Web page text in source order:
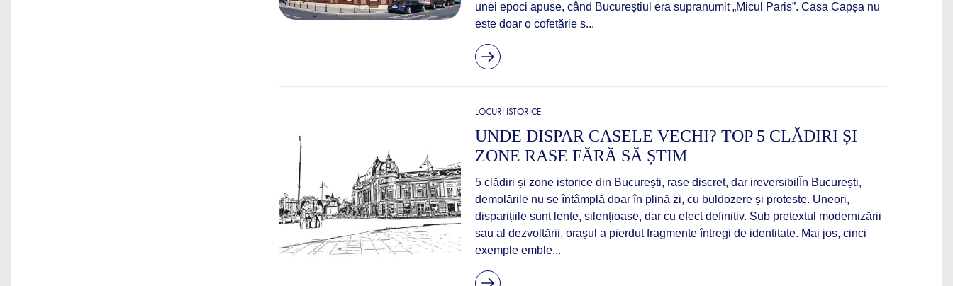
unei epoci apuse, când Bucureștiul era supranumit „Micul Paris”. Casa Capșa nu
este doar o cofetărie s...
LOCURI ISTORICE
UNDE DISPAR CASELE VECHI? TOP 5 CLĂDIRI ȘI
ZONE RASE FĂRĂ SĂ ȘTIM
5 clădiri și zone istorice din București, rase discret, dar ireversibilÎn București,
demolările nu se întâmplă doar în plină zi, cu buldozere și proteste. Uneori,
disparițiile sunt lente, silențioase, dar cu efect definitiv. Sub pretextul modernizării
sau al dezvoltării, orașul a pierdut fragmente întregi de identitate. Mai jos, cinci
exemple emble...